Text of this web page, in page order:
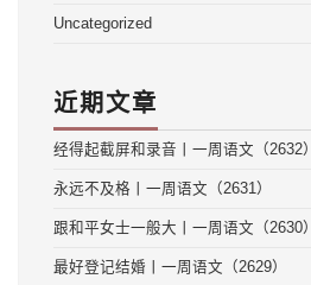
Uncategorized
近期文章
经得起截屏和录音丨一周语文（2632）
永远不及格丨一周语文（2631）
跟和平女士一般大丨一周语文（2630）
最好登记结婚丨一周语文（2629）